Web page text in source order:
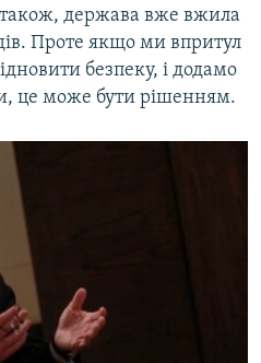
держава вже вжила
Проте якщо ми впритул
безпеку, і додамо
це може бути рішенням.